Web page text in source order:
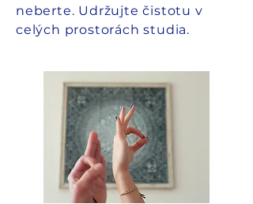
neberte. Udržujte čistotu v
celých prostorách studia.